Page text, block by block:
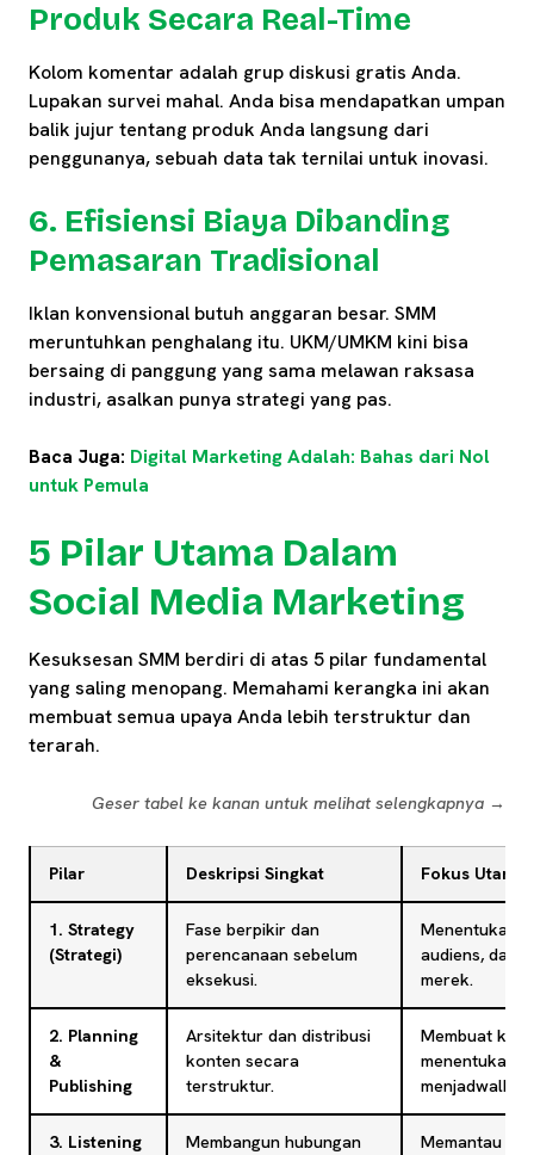
Produk Secara Real-Time
Kolom komentar adalah grup diskusi gratis Anda.
Lupakan survei mahal. Anda bisa mendapatkan umpan
balik jujur tentang produk Anda langsung dari
penggunanya, sebuah data tak ternilai untuk inovasi.
6. Efisiensi Biaya Dibanding
Pemasaran Tradisional
Iklan konvensional butuh anggaran besar. SMM
meruntuhkan penghalang itu. UKM/UMKM kini bisa
bersaing di panggung yang sama melawan raksasa
industri, asalkan punya strategi yang pas.
Baca Juga: Digital Marketing Adalah: Bahas dari Nol
untuk Pemula
5 Pilar Utama Dalam
Social Media Marketing
Kesuksesan SMM berdiri di atas 5 pilar fundamental
yang saling menopang. Memahami kerangka ini akan
membuat semua upaya Anda lebih terstruktur dan
terarah.
Geser tabel ke kanan untuk melihat selengkapnya →
Pilar Deskripsi Singkat Fokus Utama
1. Strategy
(Strategi)
Fase berpikir dan
perencanaan sebelum
eksekusi.
Menentukan
audiens, dan
merek.
2. Planning
&
Publishing
Arsitektur dan distribusi
konten secara
terstruktur.
Membuat
menentukan
3. Listening
Membangun hubungan
Memantau